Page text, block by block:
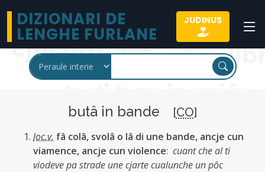
DIZIONARI DE
LENGHE FURLANE
JUDINUS
butâ in bande [CO]
loc.v. fâ colâ, svolâ o lâ di une bande, ancje cun
viamence, ancje cun violence: cuant che al ti
viodeve pa strade une cjarte cualunche un pôc